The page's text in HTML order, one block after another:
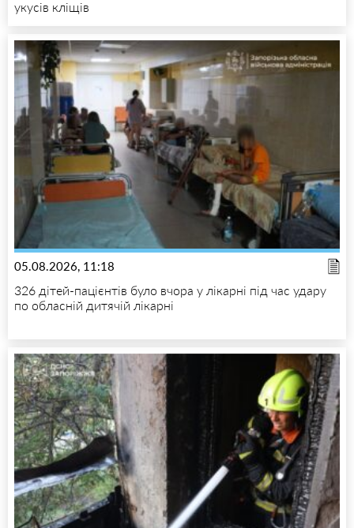
укусів кліщів
05.08.2026, 11:18
326 дітей-пацієнтів було вчора у лікарні під час удару
по обласній дитячій лікарні